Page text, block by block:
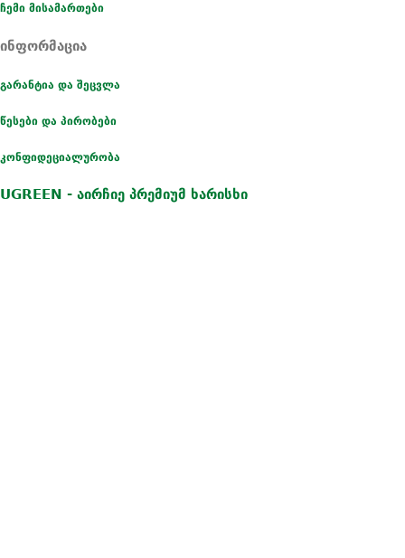
ჩემი მისამართები
ინფორმაცია
გარანტია და შეცვლა
წესები და პირობები
კონფიდეციალურობა
UGREEN - აირჩიე პრემიუმ ხარისხი